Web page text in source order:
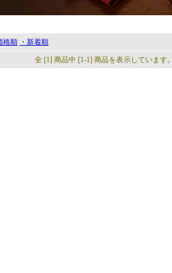
格順 ・新着順
全 [1] 商品中 [1-1] 商品を表示しています